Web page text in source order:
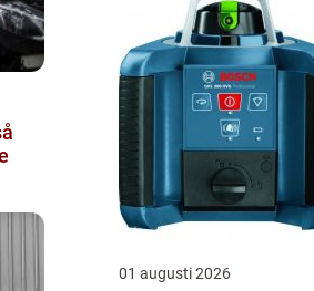
01 augusti 2026